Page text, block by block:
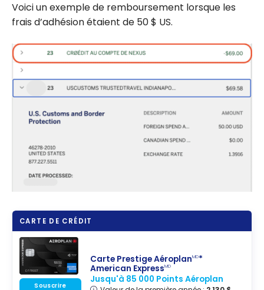
Voici un exemple de remboursement lorsque les
frais d’adhésion étaient de 50 $ US.
CARTE DE CRÉDIT
Carte Prestige AéroplanMD*
American ExpressMD
Jusqu'à 85 000 Points Aéroplan
Souscrire